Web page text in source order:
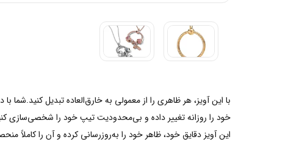
با این آویز، هر ظاهری را از معمولی به خارق‌العاده تبدیل
خود را روزانه تغییر داده و بی‌محدودیت تیپ خود را شخصی‌سازی
این آویز دقایق خود، ظاهر خود را به‌روز‌رسانی کرده و آن را کاملاً